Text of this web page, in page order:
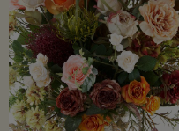
また、四季に関係なく1年を通して
造花は枯れることもなく虫の発生も
水やりの必要もなく扱いやすいのが
ウイルスや感染症対策にもなり、細
造花は長期間きれいな状態を保ち想
ご自宅用として、贈り物やプレゼン